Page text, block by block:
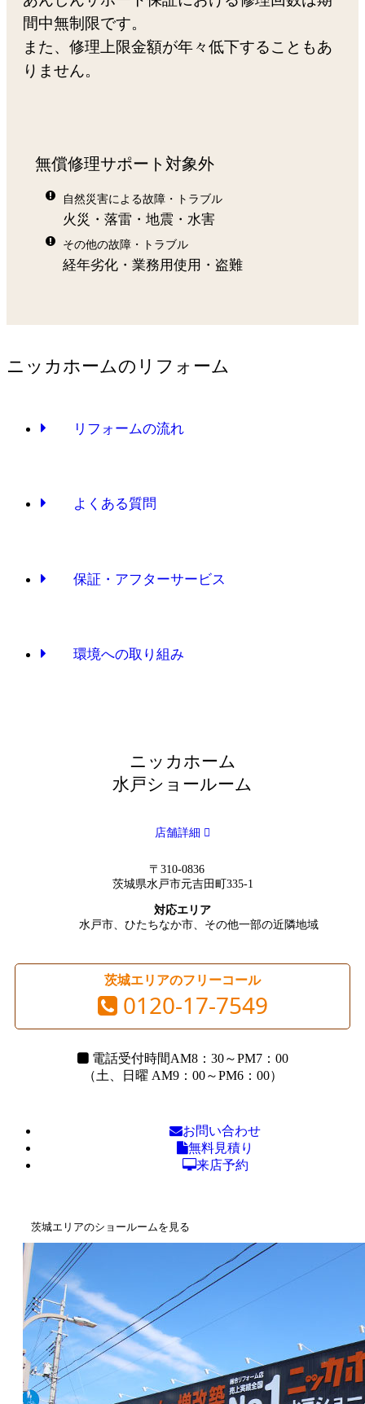
間中無制限です。
また、修理上限金額が年々低下することもあ
りません。
無償修理サポート対象外
自然災害による故障・トラブル
火災・落雷・地震・水害
その他の故障・トラブル
経年劣化・業務用使用・盗難
ニッカホームのリフォーム
リフォームの流れ
よくある質問
保証・アフターサービス
環境への取り組み
ニッカホーム
水戸ショールーム
店舗詳細
〒310-0836
茨城県水戸市元吉田町335-1
対応エリア
水戸市、ひたちなか市、その他一部の近隣地域
茨城エリアのフリーコール
0120-17-7549
電話受付時間AM8：30～PM7：00
（土、日曜 AM9：00～PM6：00）
お問い合わせ
無料見積り
来店予約
茨城エリアのショールームを見る